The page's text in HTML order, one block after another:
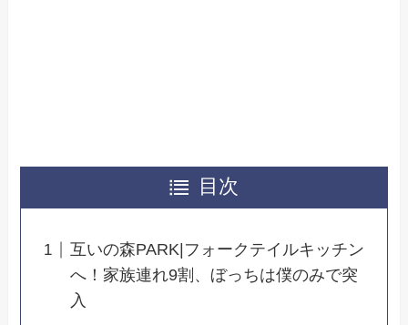
目次
互いの森PARK|フォークテイルキッチン
へ！家族連れ9割、ぼっちは僕のみで突
入